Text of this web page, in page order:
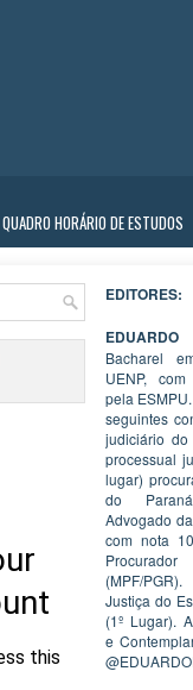
QUADRO HORÁRIO DE ESTUDOS
EDITORES:
EDUARDO
Bacharel
UENP, com
pela
seguintes
judiciário do
processual
lugar)
do
Advogado
com nota
(MPF/
Justiça do
(1º Lugar).
e